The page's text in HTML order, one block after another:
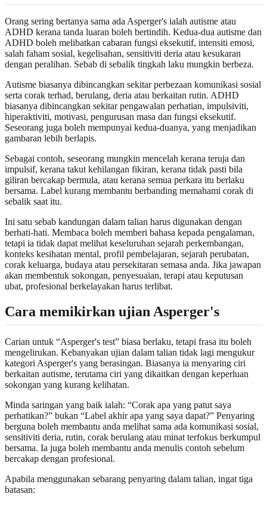
Orang sering bertanya sama ada Asperger's ialah autisme atau
ADHD kerana tanda luaran boleh bertindih. Kedua-dua autisme dan
ADHD boleh melibatkan cabaran fungsi eksekutif, intensiti emosi,
salah faham sosial, kegelisahan, sensitiviti deria atau kesukaran
dengan peralihan. Sebab di sebalik tingkah laku mungkin berbeza.
Autisme biasanya dibincangkan sekitar perbezaan komunikasi sosial
serta corak terhad, berulang, deria atau berkaitan rutin. ADHD
biasanya dibincangkan sekitar pengawalan perhatian, impulsiviti,
hiperaktiviti, motivasi, pengurusan masa dan fungsi eksekutif.
Seseorang juga boleh mempunyai kedua-duanya, yang menjadikan
gambaran lebih berlapis.
Sebagai contoh, seseorang mungkin mencelah kerana teruja dan
impulsif, kerana takut kehilangan fikiran, kerana tidak pasti bila
giliran bercakap bermula, atau kerana semua perkara itu berlaku
bersama. Label kurang membantu berbanding memahami corak di
sebalik saat itu.
Ini satu sebab kandungan dalam talian harus digunakan dengan
berhati-hati. Membaca boleh memberi bahasa kepada pengalaman,
tetapi ia tidak dapat melihat keseluruhan sejarah perkembangan,
konteks kesihatan mental, profil pembelajaran, sejarah perubatan,
corak keluarga, budaya atau persekitaran semasa anda. Jika jawapan
akan membentuk sokongan, penyesuaian, terapi atau keputusan
ubat, profesional berkelayakan harus terlibat.
Cara memikirkan ujian Asperger's
Carian untuk “Asperger's test” biasa berlaku, tetapi frasa itu boleh
mengelirukan. Kebanyakan ujian dalam talian tidak lagi mengukur
kategori Asperger's yang berasingan. Biasanya ia menyaring ciri
berkaitan autisme, terutama ciri yang dikaitkan dengan keperluan
sokongan yang kurang kelihatan.
Minda saringan yang baik ialah: “Corak apa yang patut saya
perhatikan?” bukan “Label akhir apa yang saya dapat?” Penyaring
berguna boleh membantu anda melihat sama ada komunikasi sosial,
sensitiviti deria, rutin, corak berulang atau minat terfokus berkumpul
bersama. Ia juga boleh membantu anda menulis contoh sebelum
bercakap dengan profesional.
Apabila menggunakan sebarang penyaring dalam talian, ingat tiga
batasan: